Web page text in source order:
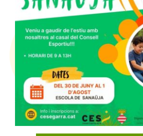
ACTIVITATS
Plà Català d’Esport a l’Escola
GRUP ATLETISME CERVERA
CURSES INFANTILS CAMINS DE
SERVEIS
FORMACIÓ CIATE
BORSA DE TREBALL